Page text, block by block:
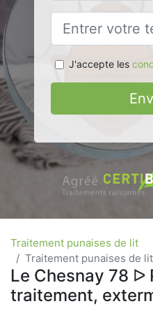
J'accepte les
Traitement punaises de lit
Traitement punaises de
Le Chesnay 78 ᐅ
traitement,